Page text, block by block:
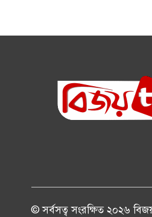
© সর্বসত্ব সংরক্ষিত ২০২৬